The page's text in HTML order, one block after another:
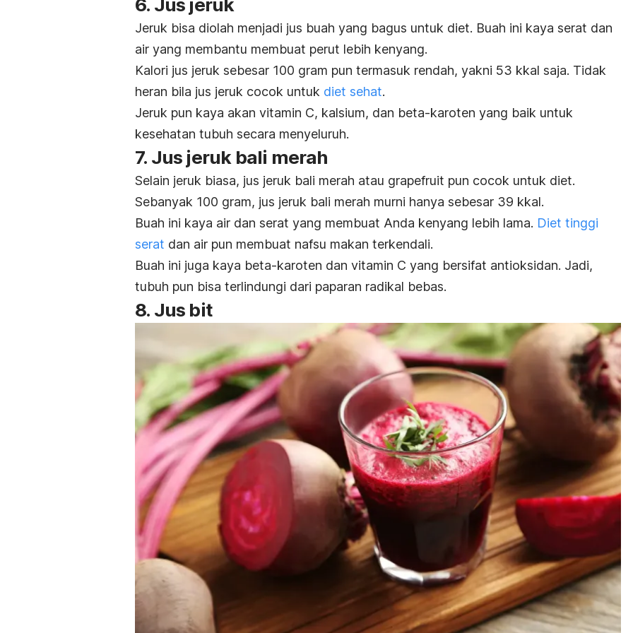
6. Jus jeruk
Jeruk bisa diolah menjadi jus buah yang bagus untuk diet. Buah ini kaya serat dan
air yang membantu membuat perut lebih kenyang.
Kalori jus jeruk sebesar 100 gram pun termasuk rendah, yakni 53 kkal saja. Tidak
heran bila jus jeruk cocok untuk diet sehat.
Jeruk pun kaya akan vitamin C, kalsium, dan beta-karoten yang baik untuk
kesehatan tubuh secara menyeluruh.
7. Jus jeruk bali merah
Selain jeruk biasa, jus jeruk bali merah atau grapefruit pun cocok untuk diet.
Sebanyak 100 gram, jus jeruk bali merah murni hanya sebesar 39 kkal.
Buah ini kaya air dan serat yang membuat Anda kenyang lebih lama. Diet tinggi
serat dan air pun membuat nafsu makan terkendali.
Buah ini juga kaya beta-karoten dan vitamin C yang bersifat antioksidan. Jadi,
tubuh pun bisa terlindungi dari paparan radikal bebas.
8. Jus bit